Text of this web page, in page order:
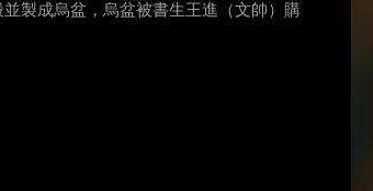
製成烏盆，烏盆被書生王進（文帥）購